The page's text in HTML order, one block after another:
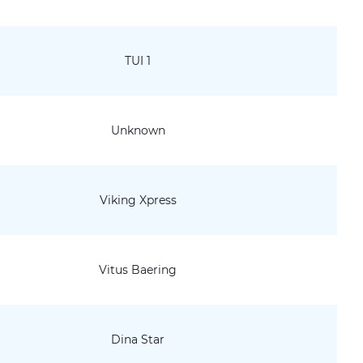
TUI 1
Unknown
Viking Xpress
Vitus Baering
Dina Star